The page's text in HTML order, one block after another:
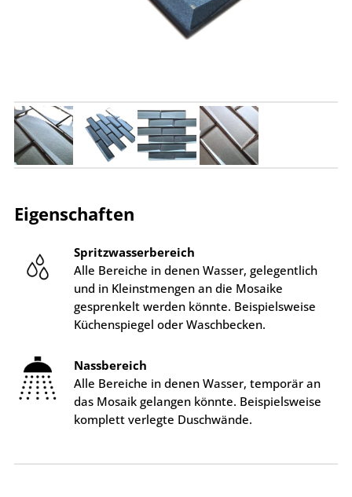
Eigenschaften
Spritzwasserbereich
Alle Bereiche in denen Wasser, gelegentlich
und in Kleinstmengen an die Mosaike
gesprenkelt werden könnte. Beispielsweise
Küchenspiegel oder Waschbecken.
Nassbereich
Alle Bereiche in denen Wasser, temporär an
das Mosaik gelangen könnte. Beispielsweise
komplett verlegte Duschwände.